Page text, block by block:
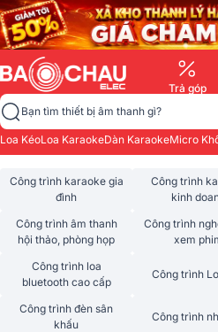
Trả góp
Bạn tìm thiết bị âm thanh gì?
Loa KéoLoa KaraokeDàn KaraokeMicro
Công trình karaoke gia
đình
Công trình
kinh
Công trình âm thanh
hội thảo, phòng họp
Công trình
xem
Công trình loa
bluetooth cao cấp
Công trình
Công trình đèn sân
khấu
Công trình